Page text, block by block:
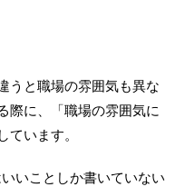
うと職場の雰囲気も異な
際に、「職場の雰囲気に
ています。
いことしか書いていない